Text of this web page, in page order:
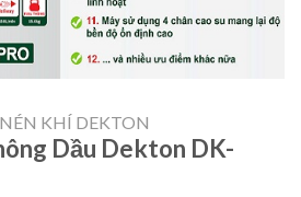
KHÍ DEKTON
Dầu Dekton DK-